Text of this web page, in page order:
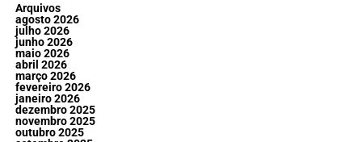
Arquivos
agosto 2026
julho 2026
junho 2026
maio 2026
abril 2026
março 2026
fevereiro 2026
janeiro 2026
dezembro 2025
novembro 2025
outubro 2025